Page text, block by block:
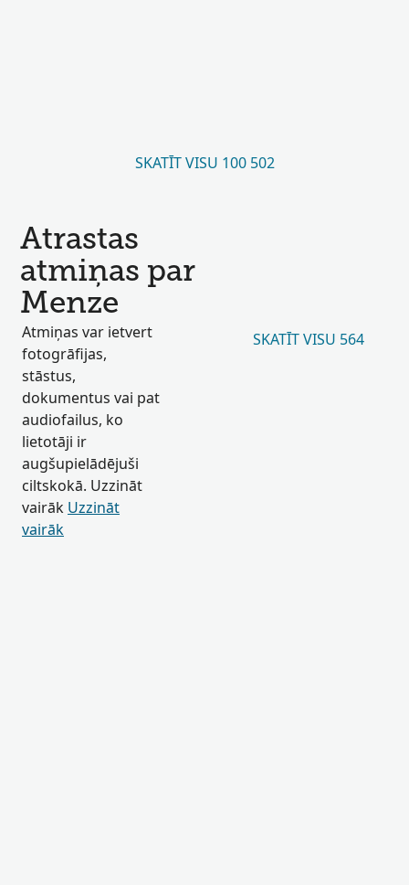
SKATĪT VISU 100 502
Atrastas
atmiņas par
Menze
Atmiņas var ietvert
fotogrāfijas,
stāstus,
dokumentus vai pat
audiofailus, ko
lietotāji ir
augšupielādējuši
ciltskokā. Uzzināt
vairāk Uzzināt
vairāk
SKATĪT VISU 564